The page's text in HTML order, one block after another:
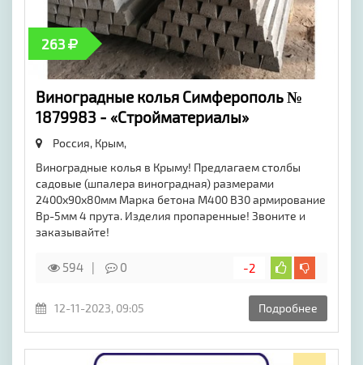
263
Виноградные колья Симферополь №
1879983 - «Стройматериалы»
Россия, Крым,
Виноградные колья в Крыму! Предлагаем столбы
садовые (шпалера виноградная) размерами
2400х90х80мм Марка бетона М400 В30 армирование
Вр-5мм 4 прута. Изделия пропаренные! Звоните и
заказывайте!
594 0 -2
12-11-2023, 09:05 Подробнее